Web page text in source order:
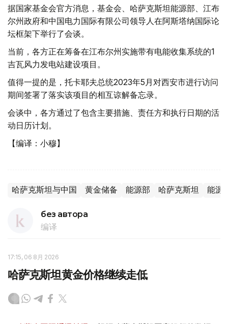
据国家基金会官方消息，基金会、哈萨克斯坦能源部、江布
尔州政府和中国电力国际有限公司领导人在阿斯塔纳国际论
坛框架下举行了会谈。
当前，各方正在筹备在江布尔州实施带有电能收集系统的1
吉瓦风力发电站建设项目。
值得一提的是，托卡耶夫总统2023年5月对西安市进行访问
期间签署了落实该项目的相互谅解备忘录。
会谈中，各方通过了包含主要措施、责任方和执行日期的活
动日历计划。
【编译：小穆】
哈萨克斯坦与中国 黄金储备 能源部 哈萨克斯坦 能源
без автора
编译
17:15, 06 8月 2026
哈萨克斯坦黄金价格继续走低